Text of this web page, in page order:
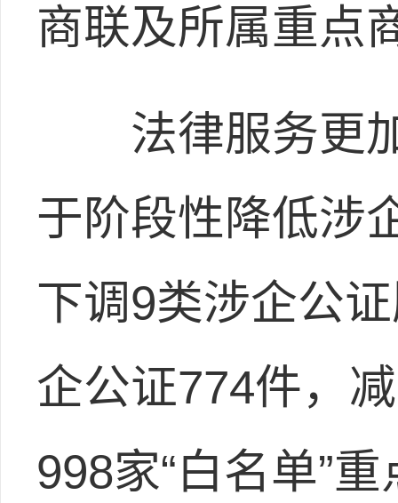
商联及所属重点
法律服务更加
于阶段性降低涉
下调9类涉企公
企公证774件，
998家“白名单”